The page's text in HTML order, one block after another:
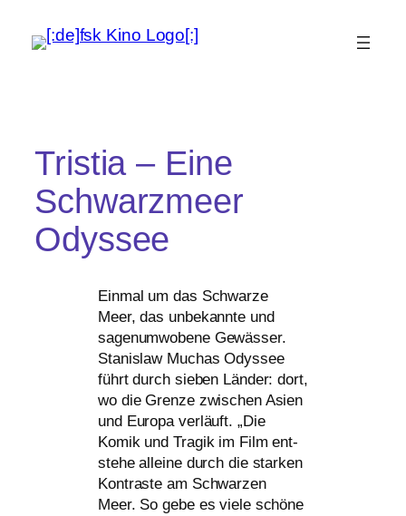
Tristia – Eine
Schwarzmeer
Odyssee
Einmal um das Schwarze
Meer, das unbe­kann­te und
sagen­um­wo­be­ne Gewässer.
Stanislaw Muchas Odyssee
führt durch sie­ben Länder: dort,
wo die Grenze zwi­schen Asien
und Europa ver­läuft. „Die
Komik und Tragik im Film ent­
ste­he allei­ne durch die star­ken
Kontraste am Schwarzen
Meer. So gebe es vie­le schö­ne